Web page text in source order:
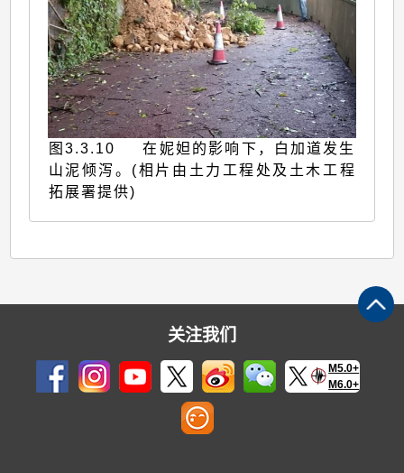
图3.3.10 在妮妲的影响下，白加道发生
山泥倾泻。(相片由土力工程处及土木工程
拓展署提供)
关注我们
M5.0+
M6.0+